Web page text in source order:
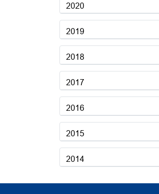
2020
2019
2018
2017
2016
2015
2014